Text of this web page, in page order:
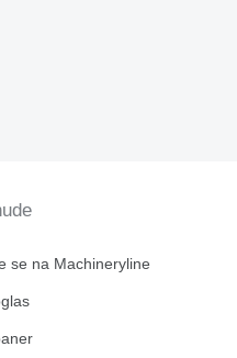
se na Machineryline